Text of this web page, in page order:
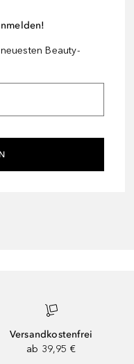
Beauty-
Versandkostenfrei
ab 39,95 €